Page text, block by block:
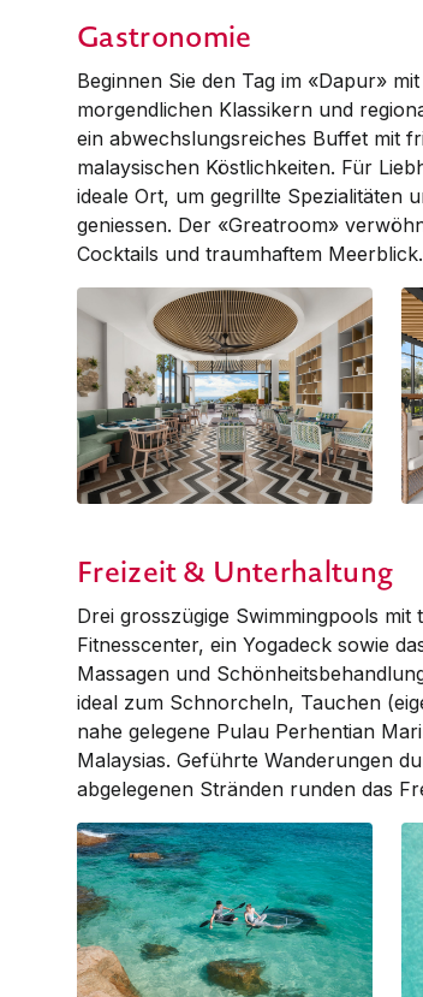
Gastronomie
Beginnen Sie den Tag im «Dapur»
morgendlichen Klassikern und
ein abwechslungsreiches Buffet mit
malaysischen Köstlichkeiten. Für
ideale Ort, um gegrillte Spezialitäten
geniessen. Der «Greatroom»
Cocktails und traumhaftem Meerblick.
Freizeit & Unterhaltung
Drei grosszügige Swimmingpools
Fitnesscenter, ein Yogadeck sowie
Massagen und
ideal zum Schnorcheln, Tauchen
nahe gelegene Pulau Perhentian
Malaysias. Geführte Wanderungen
abgelegenen Stränden runden das